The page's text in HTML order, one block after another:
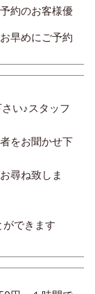
約のお客様優
早めにご予約
い♪スタッフ
をお聞かせ下
尋ね致しま
ができます